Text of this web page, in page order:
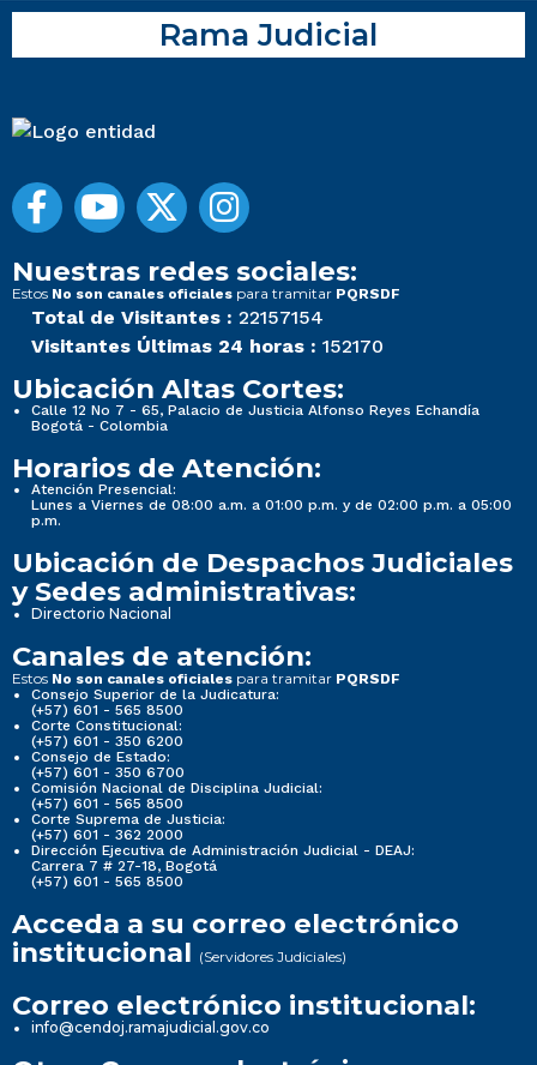
Rama Judicial
Nuestras redes sociales:
Estos No son canales oficiales para tramitar PQRSDF
Total de Visitantes : 22157154
Visitantes Últimas 24 horas : 152170
Ubicación Altas Cortes:
Calle 12 No 7 - 65, Palacio de Justicia Alfonso Reyes Echandía
Bogotá - Colombia
Horarios de Atención:
Atención Presencial:
Lunes a Viernes de 08:00 a.m. a 01:00 p.m. y de 02:00 p.m. a 05:00
p.m.
Ubicación de Despachos Judiciales
y Sedes administrativas:
Directorio Nacional
Canales de atención:
Estos No son canales oficiales para tramitar PQRSDF
Consejo Superior de la Judicatura:
(+57) 601 - 565 8500
Corte Constitucional:
(+57) 601 - 350 6200
Consejo de Estado:
(+57) 601 - 350 6700
Comisión Nacional de Disciplina Judicial:
(+57) 601 - 565 8500
Corte Suprema de Justicia:
(+57) 601 - 362 2000
Dirección Ejecutiva de Administración Judicial - DEAJ:
Carrera 7 # 27-18, Bogotá
(+57) 601 - 565 8500
Acceda a su correo electrónico
institucional (Servidores Judiciales)
Correo electrónico institucional:
info@cendoj.ramajudicial.gov.co